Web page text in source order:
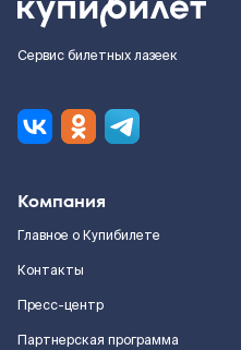
Сервис билетных лазеек
Компания
Главное о Купибилете
Контакты
Пресс-центр
Партнерская программа